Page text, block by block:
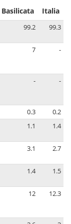
Basilicata Italia
99.2 99.3
7 -
- -
0.3
0.2
1.1 1.4
3.1 2.7
1.4 1.5
12 12.3